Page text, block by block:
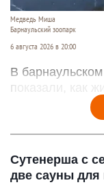
Медведь Миша
Барнаульский зоопарк
6 августа 2026 в 20:00
В
показали, как
Сутенерша с
две сауны для